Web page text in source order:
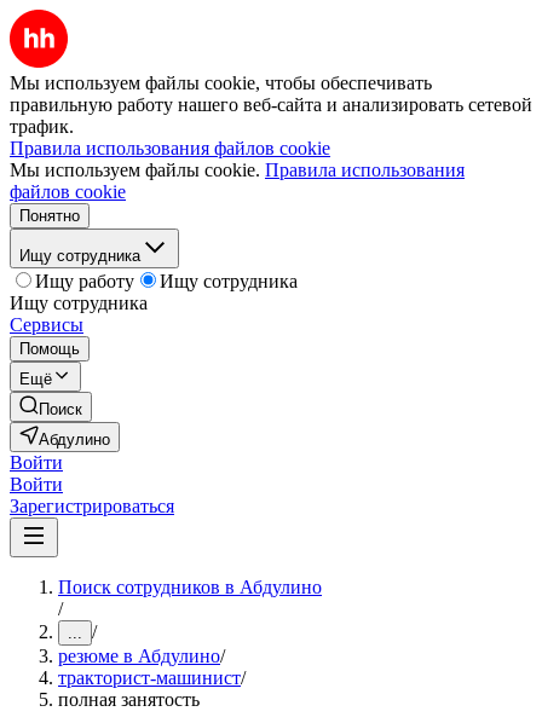
Мы используем файлы cookie, чтобы обеспечивать
правильную работу нашего веб-сайта и анализировать сетевой
трафик.
Правила использования файлов cookie
Мы используем файлы cookie. Правила использования
файлов cookie
Понятно
Ищу сотрудника
Ищу работу
Ищу сотрудника
Ищу сотрудника
Сервисы
Помощь
Ещё
Поиск
Абдулино
Войти
Войти
Зарегистрироваться
Поиск сотрудников в Абдулино
/
... /
резюме в Абдулино/
тракторист-машинист/
полная занятость